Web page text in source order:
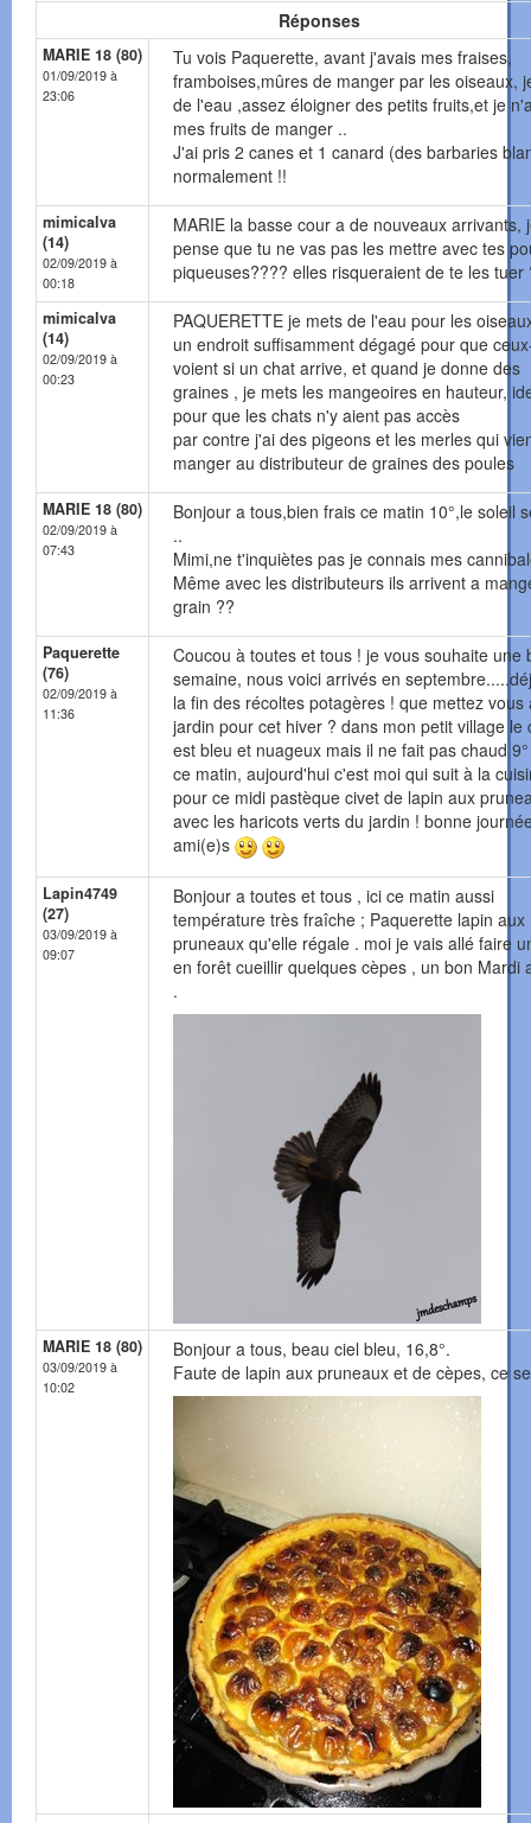
Réponses
MARIE 18 (80)
01/09/2019 à
23:06
Tu vois Paquerette, avant j'avais mes fraises,
framboises,mûres de manger par les oiseaux,
de l'eau ,assez éloigner des petits fruits,et je
mes fruits de manger ..
J'ai pris 2 canes et 1 canard (des barbaries
normalement !!
mimicalva
(14)
02/09/2019 à
00:18
MARIE la basse cour a de nouveaux arrivants,
pense que tu ne vas pas les mettre avec tes
piqueuses???? elles risqueraient de te les tuer
mimicalva
(14)
02/09/2019 à
00:23
PAQUERETTE je mets de l'eau pour les
un endroit suffisamment dégagé pour que
voient si un chat arrive, et quand je donne des
graines , je mets les mangeoires en hauteur,
pour que les chats n'y aient pas accès
par contre j'ai des pigeons et les merles qui
manger au distributeur de graines des poules
MARIE 18 (80)
02/09/2019 à
07:43
Bonjour a tous,bien frais ce matin 10°,le soleil
..
Mimi,ne t'inquiètes pas je connais mes
Même avec les distributeurs ils arrivent a
grain ??
Paquerette
(76)
02/09/2019 à
11:36
Coucou à toutes et tous ! je vous souhaite une
semaine, nous voici arrivés en
la fin des récoltes potagères ! que mettez vous
jardin pour cet hiver ? dans mon petit village le
est bleu et nuageux mais il ne fait pas chaud
ce matin, aujourd'hui c'est moi qui suit à la
pour ce midi pastèque civet de lapin aux
avec les haricots verts du jardin ! bonne
ami(e)s
Lapin4749
(27)
03/09/2019 à
09:07
Bonjour a toutes et tous , ici ce matin aussi
température très fraîche ; Paquerette lapin aux
pruneaux qu'elle régale . moi je vais allé faire
en forêt cueillir quelques cèpes , un bon Mardi
.
MARIE 18 (80)
03/09/2019 à
10:02
Bonjour a tous, beau ciel bleu, 16,8°.
Faute de lapin aux pruneaux et de cèpes, ce